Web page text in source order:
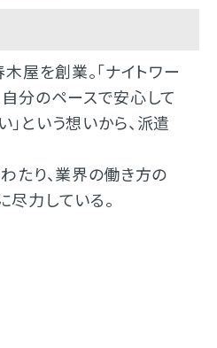
屋を創業。「ナイトワー
分のペースで安心して
という想いから、派遣
たり、業界の働き方の
力している。